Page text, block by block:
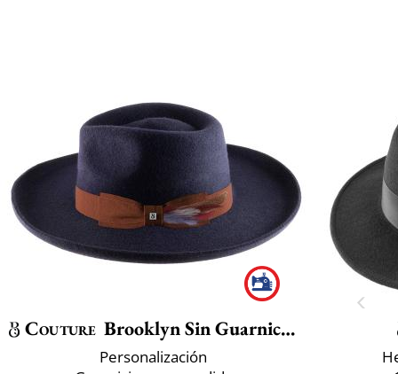
Couture Brooklyn Sin Guarnicion
Personalización